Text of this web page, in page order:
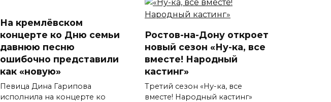
На кремлёвском
концерте ко Дню семьи
давнюю песню
ошибочно представили
как «новую»
Певица Дина Гарипова
исполнила на концерте ко
Ростов-на-Дону откроет
новый сезон «Ну-ка, все
вместе! Народный
кастинг»
Третий сезон «Ну-ка, все
вместе! Народный кастинг»